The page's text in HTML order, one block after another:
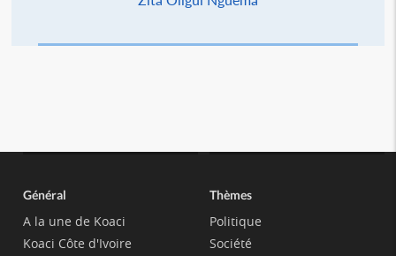
Général
A la une de Koaci
Koaci Côte d'Ivoire
Thèmes
Politique
Société